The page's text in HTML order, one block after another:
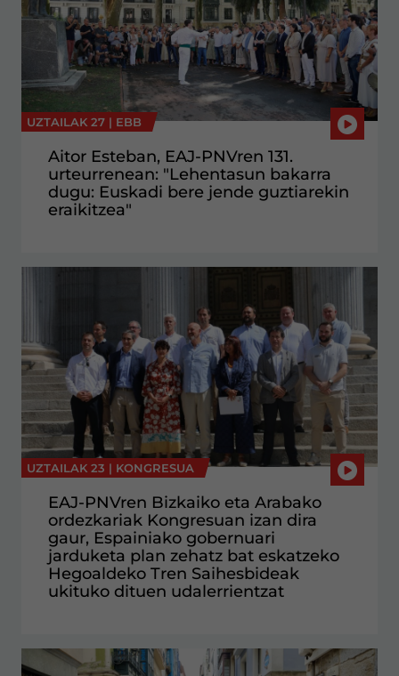
UZTAILAK 27 | EBB
Aitor Esteban, EAJ-PNVren 131.
urteurrenean: "Lehentasun bakarra
dugu: Euskadi bere jende guztiarekin
eraikitzea"
UZTAILAK 23 | KONGRESUA
EAJ-PNVren Bizkaiko eta Arabako
ordezkariak Kongresuan izan dira
gaur, Espainiako gobernuari
jarduketa plan zehatz bat eskatzeko
Hegoaldeko Tren Saihesbideak
ukituko dituen udalerrientzat